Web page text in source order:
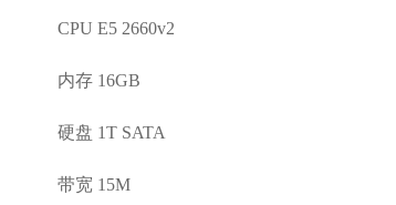
CPU E5 2660v2
内存 16GB
硬盘 1T SATA
带宽 15M